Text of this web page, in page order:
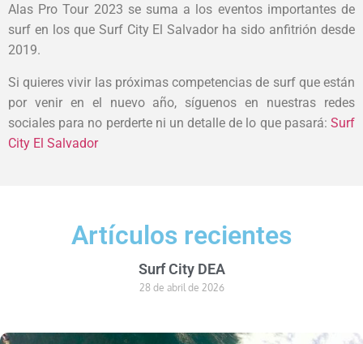
Alas Pro Tour 2023 se suma a los eventos importantes de
surf en los que Surf City El Salvador ha sido anfitrión desde
2019.
Si quieres vivir las próximas competencias de surf que están
por venir en el nuevo año, síguenos en nuestras redes
sociales para no perderte ni un detalle de lo que pasará: Surf
City El Salvador
Artículos recientes
Surf City DEA
28 de abril de 2026